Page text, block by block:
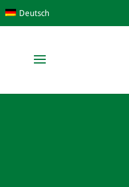
Deutsch